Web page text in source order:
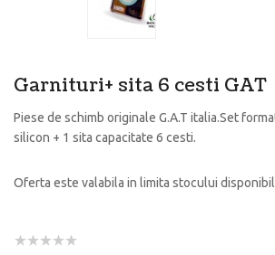
Garnituri+ sita 6 cesti GAT
Piese de schimb originale G.A.T italia.Set
silicon + 1 sita capacitate 6 cesti.
Oferta este valabila in limita stocului disponibil